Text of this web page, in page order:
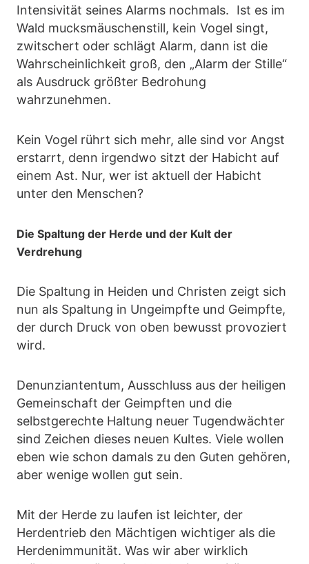
Intensivität seines Alarms nochmals. Ist es im
Wald mucksmäuschenstill, kein Vogel singt,
zwitschert oder schlägt Alarm, dann ist die
Wahrscheinlichkeit groß, den „Alarm der Stille“
als Ausdruck größter Bedrohung
wahrzunehmen.
Kein Vogel rührt sich mehr, alle sind vor Angst
erstarrt, denn irgendwo sitzt der Habicht auf
einem Ast. Nur, wer ist aktuell der Habicht
unter den Menschen?
Die Spaltung der Herde und der Kult der
Verdrehung
Die Spaltung in Heiden und Christen zeigt sich
nun als Spaltung in Ungeimpfte und Geimpfte,
der durch Druck von oben bewusst provoziert
wird.
Denunziantentum, Ausschluss aus der heiligen
Gemeinschaft der Geimpften und die
selbstgerechte Haltung neuer Tugendwächter
sind Zeichen dieses neuen Kultes. Viele wollen
eben wie schon damals zu den Guten gehören,
aber wenige wollen gut sein.
Mit der Herde zu laufen ist leichter, der
Herdentrieb den Mächtigen wichtiger als die
Herdenimmunität. Was wir aber wirklich